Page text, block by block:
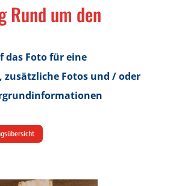
Rund um den
das Foto für eine
zusätzliche Fotos und / oder